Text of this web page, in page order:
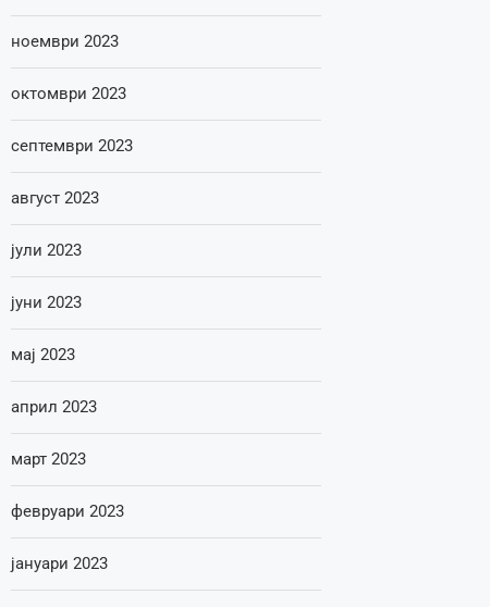
ноември 2023
октомври 2023
септември 2023
август 2023
јули 2023
јуни 2023
мај 2023
април 2023
март 2023
февруари 2023
јануари 2023